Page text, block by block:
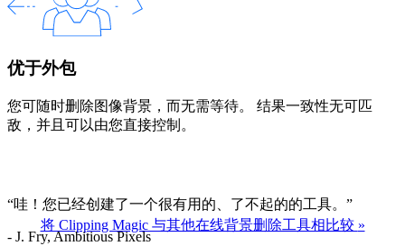
优于外包
您可随时删除图像背景，而无需等待。 结果一致性无可匹
敌，并且可以由您直接控制。
将 Clipping Magic 与其他在线背景删除工具相比较 »
“哇！您已经创建了一个很有用的、了不起的的工具。”
- J. Fry, Ambitious Pixels